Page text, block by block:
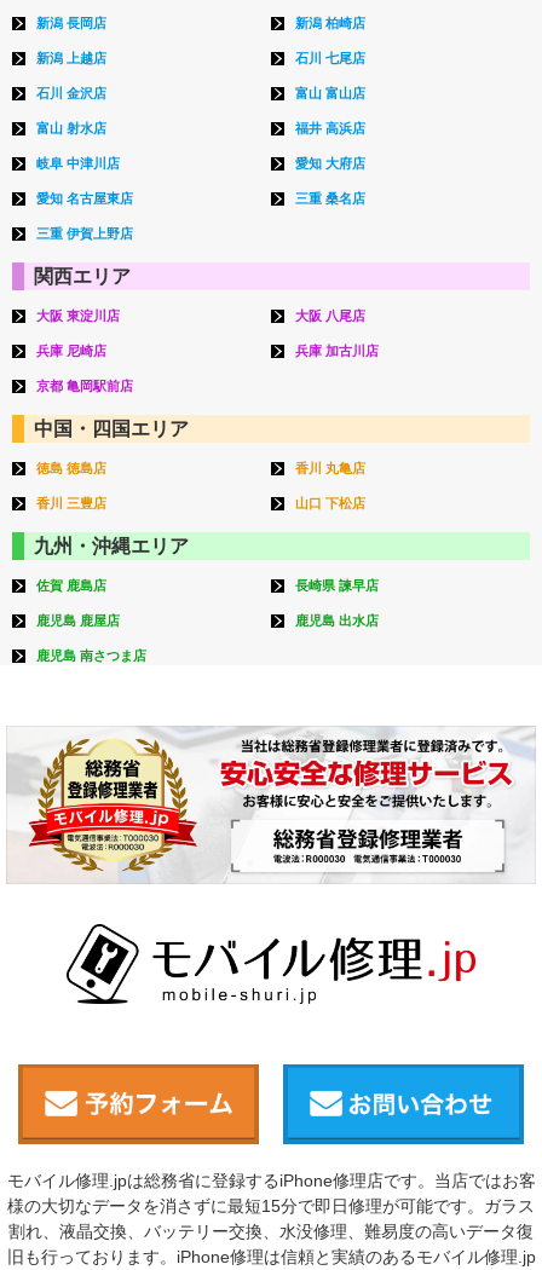
新潟 長岡店 新潟 柏崎店
新潟 上越店 石川 七尾店
石川 金沢店 富山 富山店
富山 射水店 福井 高浜店
岐阜 中津川店 愛知 大府店
愛知 名古屋東店 三重 桑名店
三重 伊賀上野店
関西エリア
大阪 東淀川店 大阪 八尾店
兵庫 尼崎店 兵庫 加古川店
京都 亀岡駅前店
中国・四国エリア
徳島 徳島店 香川 丸亀店
香川 三豊店 山口 下松店
九州・沖縄エリア
佐賀 鹿島店 長崎県 諫早店
鹿児島 鹿屋店 鹿児島 出水店
鹿児島 南さつま店
モバイル修理.jpは総務省に登録するiPhone修理店です。当店ではお客
様の大切なデータを消さずに最短15分で即日修理が可能です。ガラス
割れ、液晶交換、バッテリー交換、水没修理、難易度の高いデータ復
旧も行っております。iPhone修理は信頼と実績のあるモバイル修理.jp